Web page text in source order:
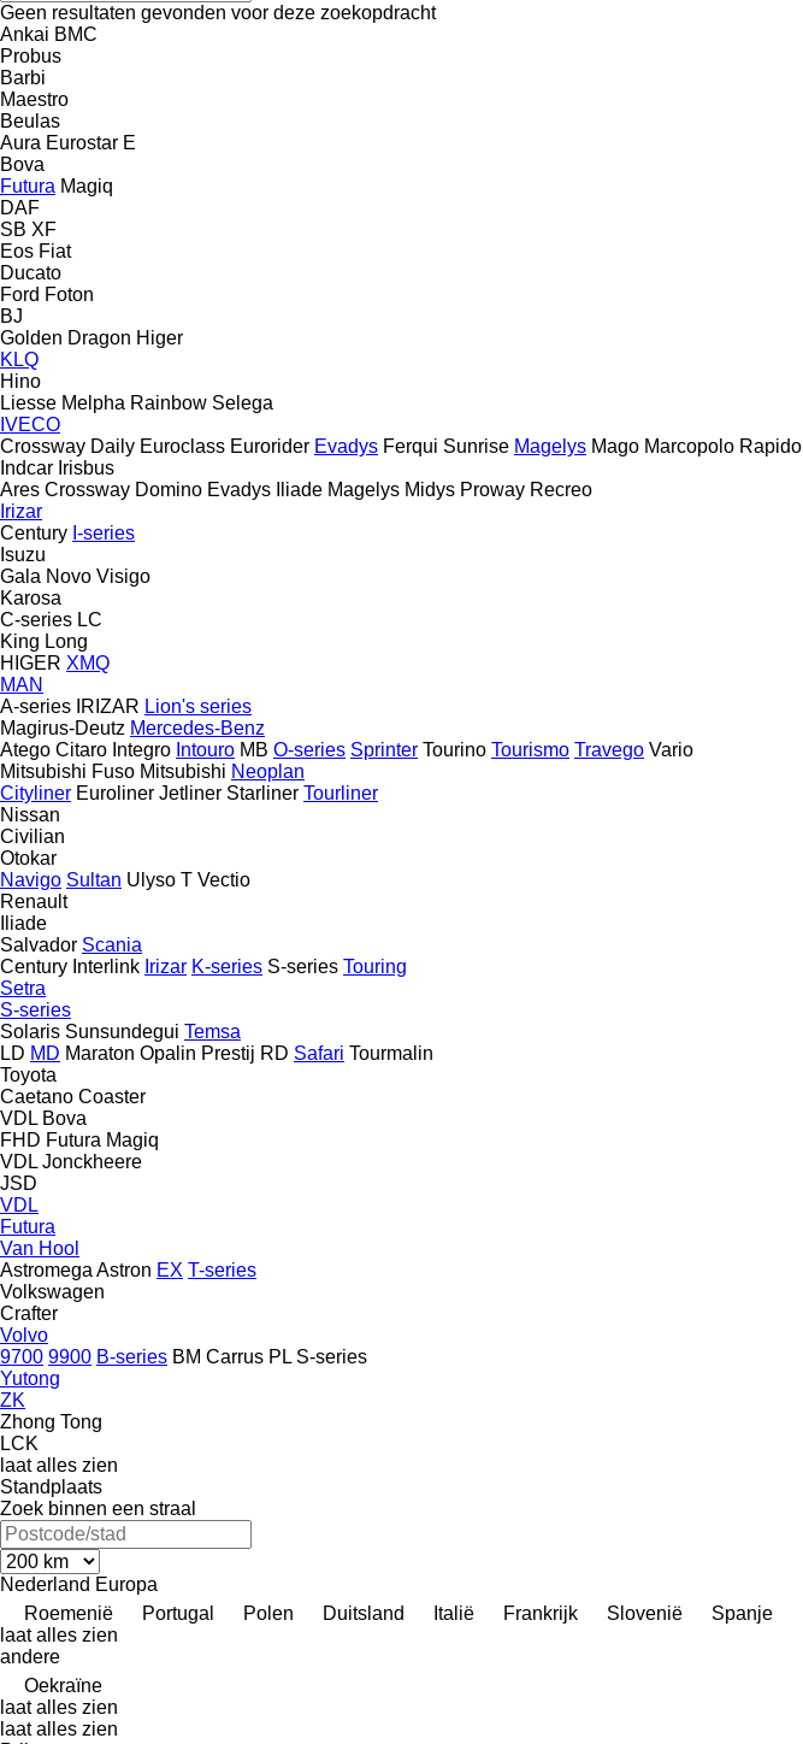
Geen resultaten gevonden voor deze zoekopdracht
Ankai BMC
Probus
Barbi
Maestro
Beulas
Aura Eurostar E
Bova
Futura Magiq
DAF
SB XF
Eos Fiat
Ducato
Ford Foton
BJ
Golden Dragon Higer
KLQ
Hino
Liesse Melpha Rainbow Selega
IVECO
Crossway Daily Euroclass Eurorider Evadys Ferqui Sunrise Magelys Mago Marcopolo Rapido
Indcar Irisbus
Ares Crossway Domino Evadys Iliade Magelys Midys Proway Recreo
Irizar
Century I-series
Isuzu
Gala Novo Visigo
Karosa
C-series LC
King Long
HIGER XMQ
MAN
A-series IRIZAR Lion's series
Magirus-Deutz Mercedes-Benz
Atego Citaro Integro Intouro MB O-series Sprinter Tourino Tourismo Travego Vario
Mitsubishi Fuso Mitsubishi Neoplan
Cityliner Euroliner Jetliner Starliner Tourliner
Nissan
Civilian
Otokar
Navigo Sultan Ulyso T Vectio
Renault
Iliade
Salvador Scania
Century Interlink Irizar K-series S-series Touring
Setra
S-series
Solaris Sunsundegui Temsa
LD MD Maraton Opalin Prestij RD Safari Tourmalin
Toyota
Caetano Coaster
VDL Bova
FHD Futura Magiq
VDL Jonckheere
JSD
VDL
Futura
Van Hool
Astromega Astron EX T-series
Volkswagen
Crafter
Volvo
9700 9900 B-series BM Carrus PL S-series
Yutong
ZK
Zhong Tong
LCK
laat alles zien
Standplaats
Zoek binnen een straal
Nederland Europa
Roemenië
Portugal Polen Duitsland Italië Frankrijk Slovenië Spanje
laat alles zien
andere
Oekraïne
laat alles zien
laat alles zien